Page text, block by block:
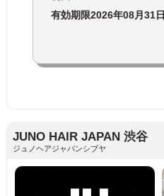
有効期限2026年08月31日
JUNO HAIR JAPAN 渋谷
ジュノヘアジャパンシブヤ